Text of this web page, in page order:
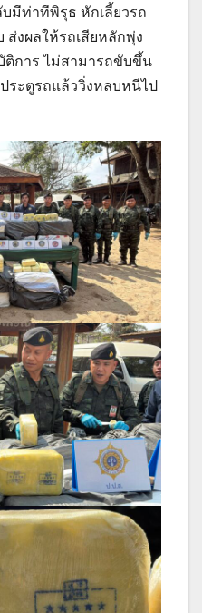
มีท่าทีพิรุธ หักเลี้ยวรถ
งผลให้รถเสียหลักพุ่ง
ติการ ไม่สามารถขับขึ้น
ระตูรถแล้ววิ่งหลบหนีไป